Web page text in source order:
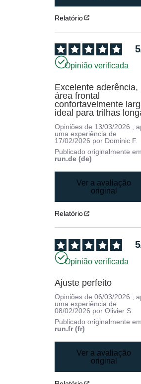
Relatório
5
Opinião verificada
Excelente aderência,
área frontal
confortavelmente
ideal para trilhas
Opiniões de 13/03/2026
,
uma experiência de
17/02/2026 por Dominic F.
Publicado originalmente
run.de (de)
Ver a avaliação
original
Relatório
5
Opinião verificada
Ajuste perfeito
Opiniões de06/03/2026 ,
uma experiência de
08/02/2026 porOlivier S.
Publicado originalmente
run.fr (fr)
Ver a avaliação
original